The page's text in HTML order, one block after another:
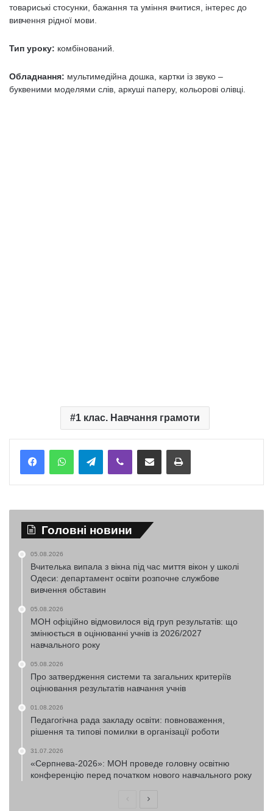
товариські стосунки, бажання та уміння вчитися, інтерес до
вивчення рідної мови.
Тип уроку: комбінований.
Обладнання: мультимедійна дошка, картки із звуко –
буквеними моделями слів, аркуші паперу, кольорові олівці.
1 клас. Навчання грамоти
TelegramViber Надіслати електронною поштоюНадрукувати
Головні новини
05.08.2026
Вчителька випала з вікна під час миття вікон у школі
Одеси: департамент освіти розпочне службове
вивчення обставин
05.08.2026
МОН офіційно відмовилося від груп результатів: що
змінюється в оцінюванні учнів із 2026/2027
навчального року
05.08.2026
Про затвердження системи та загальних критеріїв
оцінювання результатів навчання учнів
01.08.2026
Педагогічна рада закладу освіти: повноваження,
рішення та типові помилки в організації роботи
31.07.2026
«Серпнева-2026»: МОН проведе головну освітню
конференцію перед початком нового навчального року
ПопередняНаступна